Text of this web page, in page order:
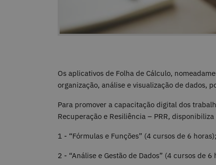
Os aplicativos de Folha de Cálculo,
organização, análise e visualização de dados,
Para promover a capacitação digital dos
Recuperação e Resiliência – PRR,
1 - “Fórmulas e Funções” (4 cursos de 6 horas);
2 - “Análise e Gestão de Dados” (4 cursos de 6